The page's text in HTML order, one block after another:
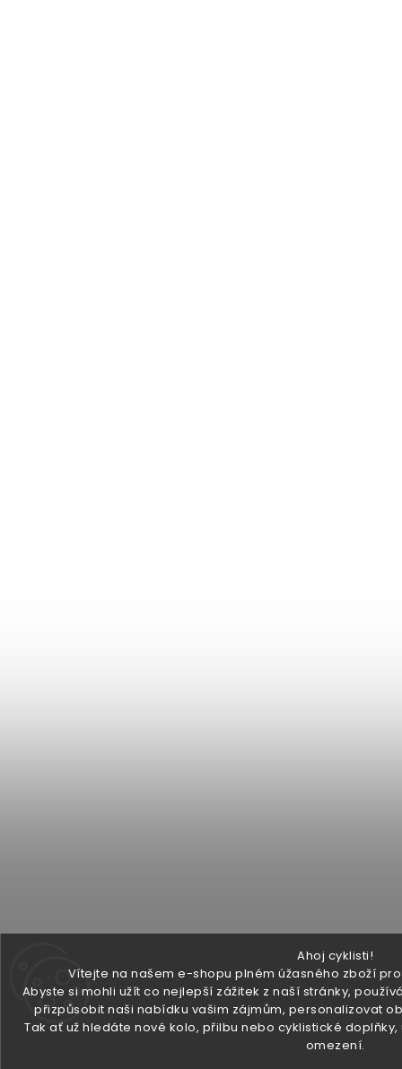
Ahoj cyklisti!
Vítejte na našem e-shopu plném úžasného zboží
Abyste si mohli užít co nejlepší zážitek z naší stránky,
přizpůsobit naši nabídku vašim zájmům, personalizovat
Tak ať už hledáte nové kolo, přilbu nebo cyklistické
omezení.